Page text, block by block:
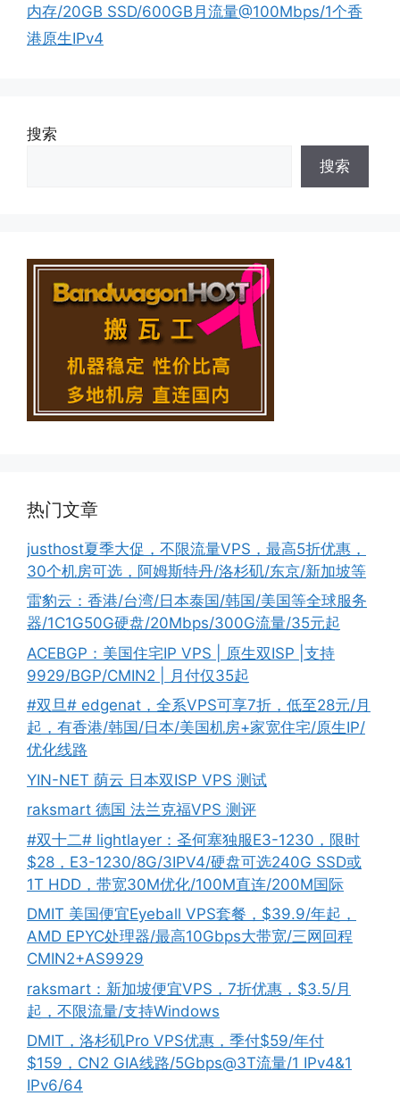
内存/20GB SSD/600GB月流量@100Mbps/1个香
港原生IPv4
搜索
搜索
热门文章
justhost夏季大促，不限流量VPS，最高5折优惠，
30个机房可选，阿姆斯特丹/洛杉矶/东京/新加坡等
雷豹云：香港/台湾/日本泰国/韩国/美国等全球服务
器/1C1G50G硬盘/20Mbps/300G流量/35元起
ACEBGP：美国住宅IP VPS | 原生双ISP |支持
9929/BGP/CMIN2 | 月付仅35起
#双旦# edgenat，全系VPS可享7折，低至28元/月
起，有香港/韩国/日本/美国机房+家宽住宅/原生IP/
优化线路
YIN-NET 荫云 日本双ISP VPS 测试
raksmart 德国 法兰克福VPS 测评
#双十二# lightlayer：圣何塞独服E3-1230，限时
$28，E3-1230/8G/3IPV4/硬盘可选240G SSD或
1T HDD，带宽30M优化/100M直连/200M国际
DMIT 美国便宜Eyeball VPS套餐，$39.9/年起，
AMD EPYC处理器/最高10Gbps大带宽/三网回程
CMIN2+AS9929
raksmart：新加坡便宜VPS，7折优惠，$3.5/月
起，不限流量/支持Windows
DMIT，洛杉矶Pro VPS优惠，季付$59/年付
$159，CN2 GIA线路/5Gbps@3T流量/1 IPv4&1
IPv6/64